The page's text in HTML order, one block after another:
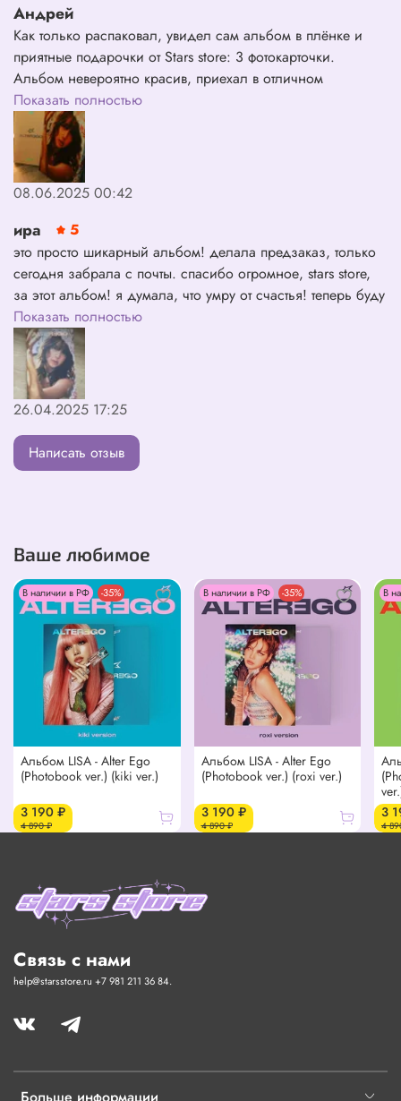
Андрей
Как только распаковал, увидел сам альбом в плёнке и
приятные подарочки от Stars store: 3 фотокарточки.
Альбом невероятно красив, приехал в отличном
состоянии. Stars store, спасибо вам за то, что реализовали
мою мечту.❤️ Планирую и дальше покупать у вас
альбомы. 🤍
Показать полностью
08.06.2025 00:42
ира
5
это просто шикарный альбом! делала предзаказ, только
сегодня забрала с почты. спасибо огромное, stars store,
за этот альбом! я думала, что умру от счастья! теперь буду
только у вас заказывать альбомы❤
Показать полностью
26.04.2025 17:25
Написать отзыв
Ваше любимое
В наличии в РФ -35%
Альбом LISA - Alter Ego
(Photobook ver.) (kiki ver.)
3 190 ₽
4 890 ₽
В наличии в РФ -35%
Альбом LISA - Alter Ego
(Photobook ver.) (roxi ver.)
3 190 ₽
4 890 ₽
В
3
4
Связь с нами
help@starsstore.ru +7 981 211 36 84.